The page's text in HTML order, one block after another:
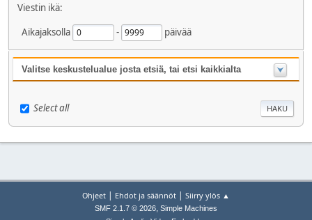
Viestin ikä:
Aikajaksolla
- päivää
Valitse keskustelualue josta etsiä, tai etsi kaikkialta
Select all
Ohjeet | Ehdot ja säännöt | Siirry ylös ▲
SMF 2.1.7 © 2026, Simple Machines